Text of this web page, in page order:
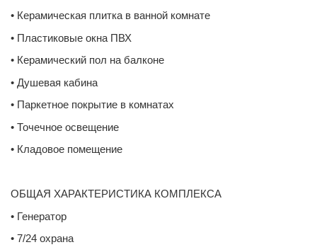
• Керамическая плитка в ванной комнате
• Пластиковые окна ПВХ
• Керамический пол на балконе
• Душевая кабина
• Паркетное покрытие в комнатах
• Точечное освещение
• Кладовое помещение
ОБЩАЯ ХАРАКТЕРИСТИКА КОМПЛЕКСА
• Генератор
• 7/24 охрана